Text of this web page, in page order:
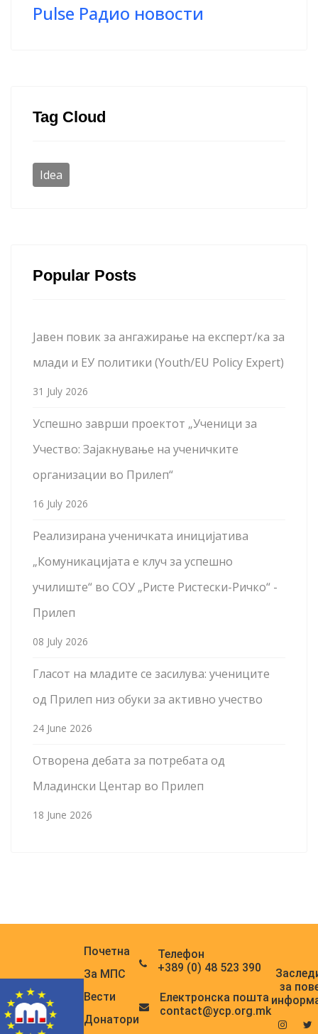
Pulse Радио новости
Tag Cloud
Idea
Popular Posts
Јавен повик за ангажирање на експерт/ка за
млади и ЕУ политики (Youth/EU Policy Expert)
31 July 2026
Успешно заврши проектот „Ученици за
Учество: Зајакнување на ученичките
организации во Прилеп“
16 July 2026
Реализирана ученичката иницијатива
„Комуникацијата е клуч за успешно
училиште“ во СОУ „Ристе Ристески-Ричко“ -
Прилеп
08 July 2026
Гласот на младите се засилува: учениците
од Прилеп низ обуки за активно учество
24 June 2026
Отворена дебата за потребата од
Младински Центар во Прилеп
18 June 2026
Почетна
За МПС
Вести
Донатори
Телефон
+389 (0) 48 523 390
Електронска поштa
contact@ycp.org.mk
за